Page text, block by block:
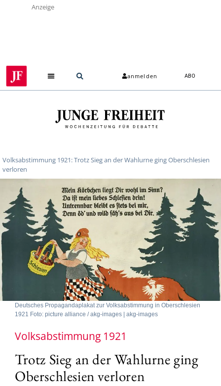
Anzeige
anmelden ABO
Volksabstimmung 1921: Trotz Sieg an der Wahlurne ging Oberschlesien
verloren
Deutsches Propagandaplakat zur Volksabstimmung in Oberschlesien
1921 Foto: picture alliance / akg-images | akg-images
Volksabstimmung 1921
Trotz Sieg an der Wahlurne ging
Oberschlesien verloren